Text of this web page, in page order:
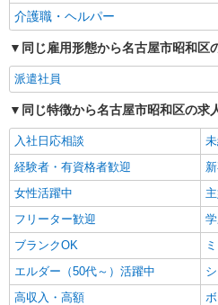
アルバイト パート
グループホーム ソラスト白金/
介護職員（ヘル
時給1,565円〜
愛知県名古屋
キープ
介護職・ヘルパー
同じ雇用形態から名古屋市昭和区
派遣社員
同じ特徴から名古屋市昭和区の求
入社日応相談
経験者・有資格者歓迎
女性活躍中
フリーター歓迎
ブランクOK
エルダー（50代～）活躍中
高収入・高額